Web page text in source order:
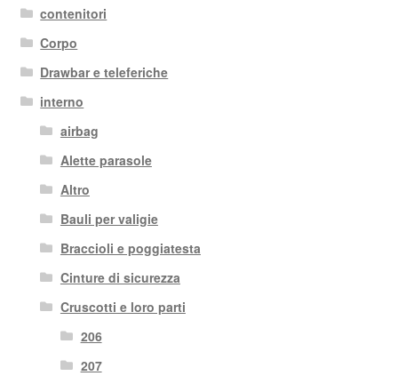
contenitori
Corpo
Drawbar e teleferiche
interno
airbag
Alette parasole
Altro
Bauli per valigie
Braccioli e poggiatesta
Cinture di sicurezza
Cruscotti e loro parti
206
207